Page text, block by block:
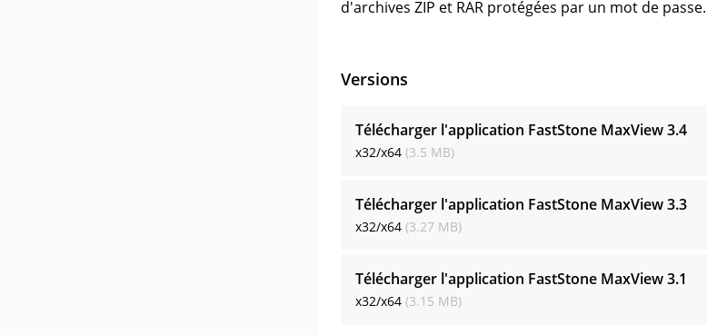
d'archives ZIP et RAR protégées par un mot de
Versions
Télécharger l'application FastStone MaxView3.4
x32/x64 (3.5 MB)
Télécharger l'application FastStone MaxView3.3
x32/x64 (3.27 MB)
Télécharger l'application FastStone MaxView3.1
x32/x64 (3.15 MB)